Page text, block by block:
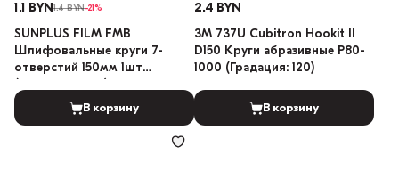
1.1 BYN1.4 BYN-21%
SUNPLUS FILM FMB
Шлифовальные круги 7-
отверстий 150мм 1шт
В корзину
2.4 BYN
3M 737U Cubitron Hookit II
D150 Круги абразивные P80-
1000 (Градация: 120)
В корзину